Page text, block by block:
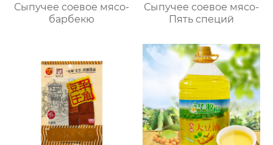
Сыпучее соевое мясо-
барбекю
Сыпучее соевое мясо-
Пять специй